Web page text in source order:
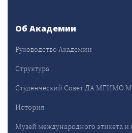
Об Академии
Руководство Академии
Структура
Студенческий Совет ДА МГИМО
История
Музей международного этикета и